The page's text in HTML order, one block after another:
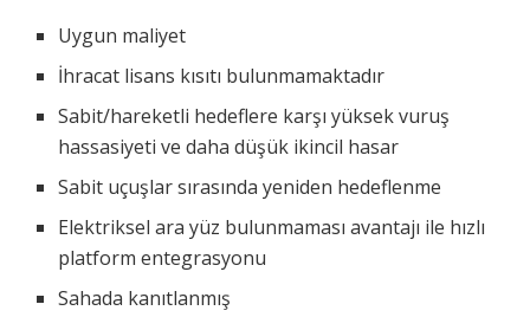
Uygun maliyet
İhracat lisans kısıtı bulunmamaktadır
Sabit/hareketli hedeflere karşı yüksek vuruş
hassasiyeti ve daha düşük ikincil hasar
Sabit uçuşlar sırasında yeniden hedeflenme
Elektriksel ara yüz bulunmaması avantajı ile hızlı
platform entegrasyonu
Sahada kanıtlanmış